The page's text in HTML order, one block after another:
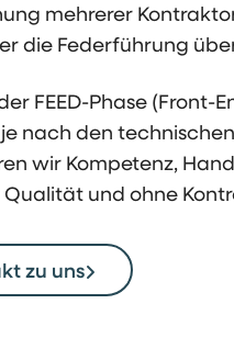
mehrerer
die Federführung
FEED-Phase (Front-
nach den
wir Kompetenz,
und ohne
zu uns